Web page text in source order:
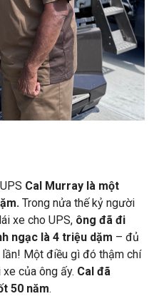
Cal Murray là một
Trong nửa thế kỷ người
xe cho UPS, ông đã đi
ngạc là 4 triệu dặm – đủ
Một điều gì đó thậm chí
của ông ấy. Cal đã
50 năm.